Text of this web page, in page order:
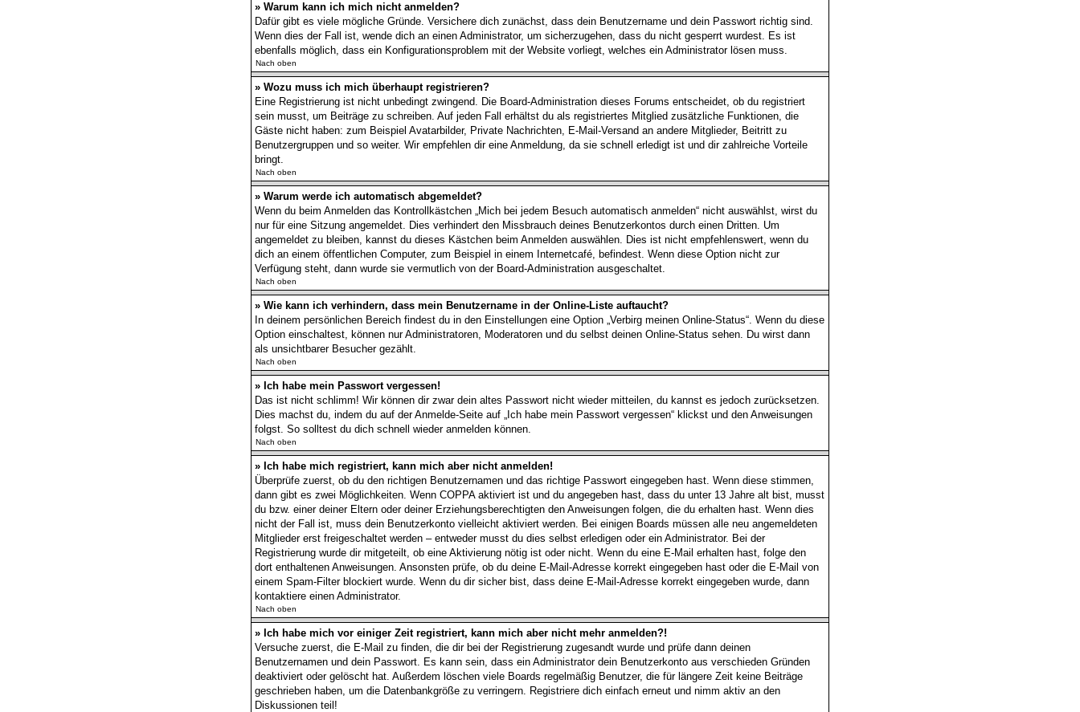
» Warum kann ich mich nicht anmelden?
Dafür gibt es viele mögliche Gründe. Versichere dich zunächst, dass dein Benutzername und dein Passwort richtig sind.
Wenn dies der Fall ist, wende dich an einen Administrator, um sicherzugehen, dass du nicht gesperrt wurdest. Es ist
ebenfalls möglich, dass ein Konfigurationsproblem mit der Website vorliegt, welches ein Administrator lösen muss.
Nach oben
» Wozu muss ich mich überhaupt registrieren?
Eine Registrierung ist nicht unbedingt zwingend. Die Board-Administration dieses Forums entscheidet, ob du registriert
sein musst, um Beiträge zu schreiben. Auf jeden Fall erhältst du als registriertes Mitglied zusätzliche Funktionen, die
Gäste nicht haben: zum Beispiel Avatarbilder, Private Nachrichten, E-Mail-Versand an andere Mitglieder, Beitritt zu
Benutzergruppen und so weiter. Wir empfehlen dir eine Anmeldung, da sie schnell erledigt ist und dir zahlreiche Vorteile
bringt.
Nach oben
» Warum werde ich automatisch abgemeldet?
Wenn du beim Anmelden das Kontrollkästchen „Mich bei jedem Besuch automatisch anmelden“ nicht auswählst, wirst du
nur für eine Sitzung angemeldet. Dies verhindert den Missbrauch deines Benutzerkontos durch einen Dritten. Um
angemeldet zu bleiben, kannst du dieses Kästchen beim Anmelden auswählen. Dies ist nicht empfehlenswert, wenn du
dich an einem öffentlichen Computer, zum Beispiel in einem Internetcafé, befindest. Wenn diese Option nicht zur
Verfügung steht, dann wurde sie vermutlich von der Board-Administration ausgeschaltet.
Nach oben
» Wie kann ich verhindern, dass mein Benutzername in der Online-Liste auftaucht?
In deinem persönlichen Bereich findest du in den Einstellungen eine Option „Verbirg meinen Online-Status“. Wenn du diese
Option einschaltest, können nur Administratoren, Moderatoren und du selbst deinen Online-Status sehen. Du wirst dann
als unsichtbarer Besucher gezählt.
Nach oben
» Ich habe mein Passwort vergessen!
Das ist nicht schlimm! Wir können dir zwar dein altes Passwort nicht wieder mitteilen, du kannst es jedoch zurücksetzen.
Dies machst du, indem du auf der Anmelde-Seite auf „Ich habe mein Passwort vergessen“ klickst und den Anweisungen
folgst. So solltest du dich schnell wieder anmelden können.
Nach oben
» Ich habe mich registriert, kann mich aber nicht anmelden!
Überprüfe zuerst, ob du den richtigen Benutzernamen und das richtige Passwort eingegeben hast. Wenn diese stimmen,
dann gibt es zwei Möglichkeiten. Wenn COPPAaktiviert ist und du angegeben hast, dass du unter 13 Jahre alt bist, musst
du bzw. einer deiner Eltern oder deiner Erziehungsberechtigten den Anweisungen folgen, die du erhalten hast. Wenn dies
nicht der Fall ist, muss dein Benutzerkonto vielleicht aktiviert werden. Bei einigen Boards müssen alle neu angemeldeten
Mitglieder erst freigeschaltet werden – entweder musst du dies selbst erledigen oder ein Administrator. Bei der
Registrierung wurde dir mitgeteilt, ob eine Aktivierung nötig ist oder nicht. Wenn du eine E-Mail erhalten hast, folge den
dort enthaltenen Anweisungen. Ansonsten prüfe, ob du deine E-Mail-Adresse korrekt eingegeben hast oder die E-Mail von
einem Spam-Filter blockiert wurde. Wenn du dir sicher bist, dass deine E-Mail-Adresse korrekt eingegeben wurde, dann
kontaktiere einen Administrator.
Nach oben
» Ich habe mich vor einiger Zeit registriert, kann mich aber nicht mehr anmelden?!
Versuche zuerst, die E-Mail zu finden, die dir bei der Registrierung zugesandt wurde und prüfe dann deinen
Benutzernamen und dein Passwort. Es kann sein, dass ein Administrator dein Benutzerkonto aus verschieden Gründen
deaktiviert oder gelöscht hat. Außerdem löschen viele Boards regelmäßig Benutzer, die für längere Zeit keine Beiträge
geschrieben haben, um die Datenbankgröße zu verringern. Registriere dich einfach erneut und nimm aktiv an den
Diskussionen teil!